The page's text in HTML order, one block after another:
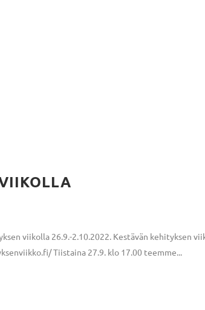
viikolla 26.9.-2.10.2022. Kestävän kehityksen
Tiistaina 27.9. klo 17.00 teemme...